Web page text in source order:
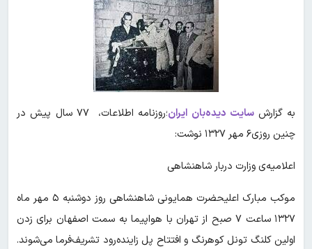
به گزارش سایت دیده‌بان ایران
؛روزنامه اطلاعات، ۷۷ سال پیش در
چنین روزی۶ مهر ۱۳۲۷ نوشت:
اعلامیه‌ی وزارت دربار شاهنشاهی
موکب مبارک اعلیحضرت همایونی شاهنشاهی روز دوشنبه ۵ مهر ماه
۱۳۲۷ ساعت ۷ صبح از تهران با هواپیما به سمت اصفهان برای زدن
اولین کلنگ تونل کوهرنگ و افتتاح پل زاینده‌رود تشریف‌فرما می‌شوند.